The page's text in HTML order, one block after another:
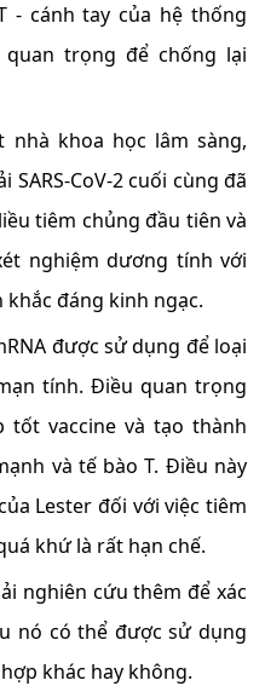
- cánh tay của hệ thống
trọng để chống lại
nhà khoa học lâm sàng,
CoV-2 cuối cùng đã
tiêm chủng đầu tiên và
nghiệm dương tính với
khắc đáng kinh ngạc.
được sử dụng để loại
tính. Điều quan trọng
tốt vaccine và tạo thành
và tế bào T. Điều này
Lester đối với việc tiêm
khứ là rất hạn chế.
nghiên cứu thêm để xác
nó có thể được sử dụng
khác hay không.